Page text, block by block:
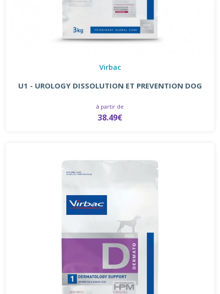
Virbac
U1 - UROLOGY DISSOLUTION ET PREVENTION DOG
à partir de
38.49€